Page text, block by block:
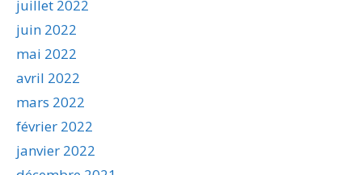
juillet 2022
juin 2022
mai 2022
avril 2022
mars 2022
février 2022
janvier 2022